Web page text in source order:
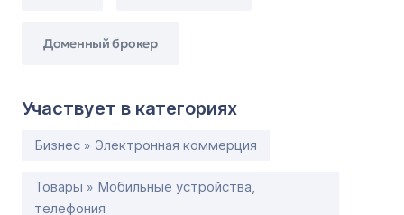
Доменный брокер
Участвует в категориях
Бизнес » Электронная коммерция
Товары » Мобильные устройства,
телефония